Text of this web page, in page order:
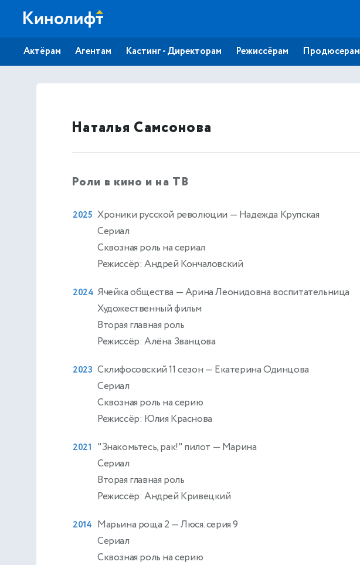
Актёрам Агентам Кастинг - Директорам Режиссёрам Продюсерам
Наталья Самсонова
Роли в кино и на ТВ
2025 Хроники русской революции — Надежда Крупская
Сериал
Сквозная роль на сериал
Режиссёр: Андрей Кончаловский
2024 Ячейка общества — Арина Леонидовна воспитательница
Художественный фильм
Вторая главная роль
Режиссёр: Алёна Званцова
2023 Склифосовский 11 сезон — Екатерина Одинцова
Сериал
Сквозная роль на серию
Режиссёр: Юлия Краснова
2021 "Знакомьтесь, рак!" пилот — Марина
Сериал
Вторая главная роль
Режиссёр: Андрей Кривецкий
2014 Марьина роща 2 — Люся. серия 9
Сериал
Сквозная роль на серию